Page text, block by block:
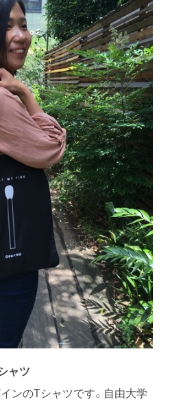
ャツ
ンのTシャツです。自由大学